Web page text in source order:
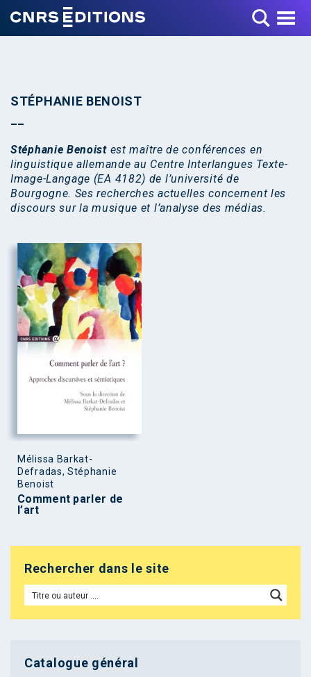
Toggle Menu
STÉPHANIE BENOIST
Stéphanie Benoistest maître de conférences en
linguistique allemande au Centre Interlangues Texte-
Image-Langage (EA 4182) de l’université de
Bourgogne. Ses recherches actuelles concernent les
discours sur la musique et l’analyse des médias.
Mélissa Barkat-
Defradas, Stéphanie
Benoist
Comment parler de
l’art
Rechercher dans le site
Catalogue général